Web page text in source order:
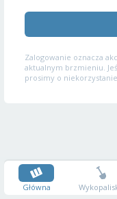
Zalogowanie oznacza
aktualnym brzmieniu.
prosimy o
Główna